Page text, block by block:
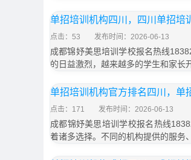
单招培训机构四川，四川单招培
点击：53 发布时间：2026-06-13
成都锦妤美思培训学校报名热线
的日益激烈，越来越多的学生和家长
单招培训机构官方排名四川，单
点击：171 发布时间：2026-06-13
成都锦妤美思培训学校报名热线
着诸多选择。不同的机构提供的服务